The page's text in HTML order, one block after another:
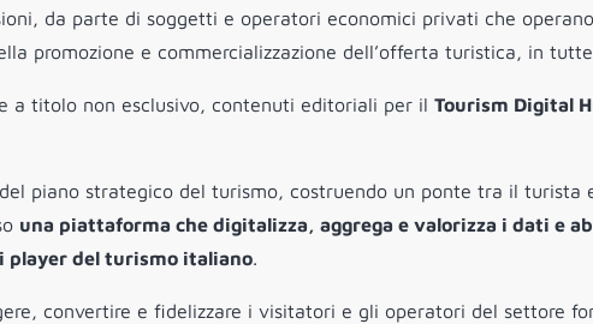
da parte di soggetti e operatori economici privati che
promozione e commercializzazione dell’offerta turistica, in
a titolo non esclusivo, contenuti editoriali per il Tourism Digital
piano strategico del turismo, costruendo un ponte tra il turista
una piattaforma che digitalizza, aggrega e valorizza i dati e
player del turismo italiano.
convertire e fidelizzare i visitatori e gli operatori del settore